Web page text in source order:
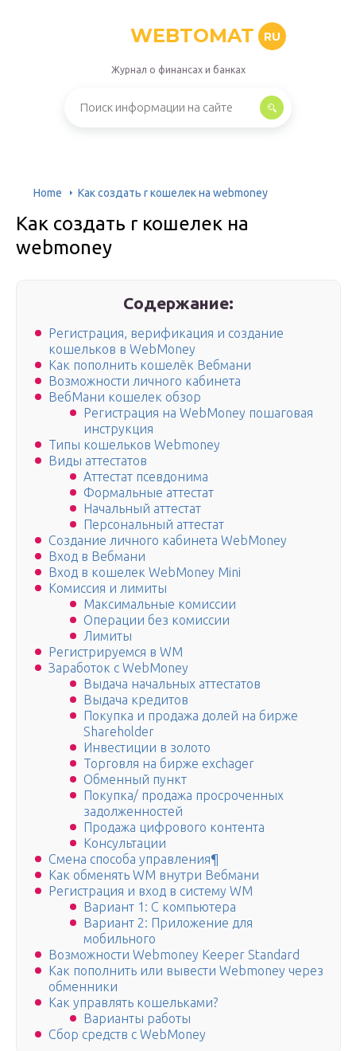
WEBTOMAT RU
Журнал о финансах и банках
Home Как создать r кошелек на webmoney
Как создать r кошелек на
webmoney
Содержание:
Регистрация, верификация и создание
кошельков в WebMoney
Как пополнить кошелёк Вебмани
Возможности личного кабинета
ВебМани кошелек обзор
Регистрация на WebMoney пошаговая
инструкция
Типы кошельков Webmoney
Виды аттестатов
Аттестат псевдонима
Формальные аттестат
Начальный аттестат
Персональный аттестат
Создание личного кабинета WebMoney
Вход в Вебмани
Вход в кошелек WebMoney Mini
Комиссия и лимиты
Максимальные комиссии
Операции без комиссии
Лимиты
Регистрируемся в WM
Заработок с WebMoney
Выдача начальных аттестатов
Выдача кредитов
Покупка и продажа долей на бирже
Shareholder
Инвестиции в золото
Торговля на бирже exchager
Обменный пункт
Покупка/ продажа просроченных
задолженностей
Продажа цифрового контента
Консультации
Смена способа управления¶
Как обменять WM внутри Вебмани
Регистрация и вход в систему WM
Вариант 1: С компьютера
Вариант 2: Приложение для
мобильного
Возможности Webmoney Keeper Standard
Как пополнить или вывести Webmoney через
обменники
Как управлять кошельками?
Варианты работы
Сбор средств с WebMoney